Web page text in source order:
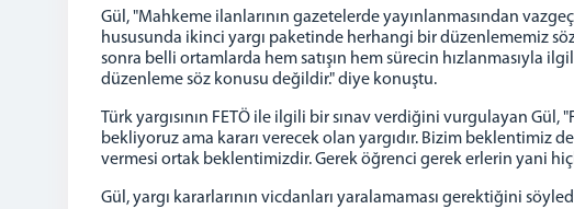
Gül, "Mahkeme ilanlarının gazetelerde yayınlanmasından
hususunda ikinci yargı paketinde herhangi bir düzenlememiz
sonra belli ortamlarda hem satışın hem sürecin hızlanmasıyla
düzenleme söz konusu değildir." diye konuştu.
Türk yargısının FETÖ ile ilgili bir sınav verdiğini vurgulayan
bekliyoruz ama kararı verecek olan yargıdır. Bizim beklentimiz
vermesi ortak beklentimizdir. Gerek öğrenci gerek erlerin yani
Gül, yargı kararlarının vicdanları yaralamaması gerektiğini